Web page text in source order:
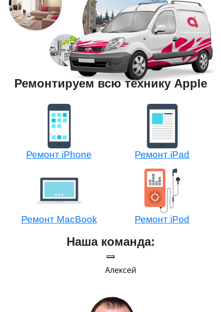
Ремонтируем всю технику Apple
Ремонт iPhone Ремонт iPad
Ремонт MacBook Ремонт iPod
Наша команда:
Алексей